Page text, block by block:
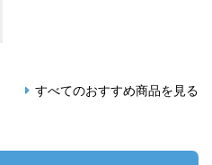
すべてのおすすめ商品を見る